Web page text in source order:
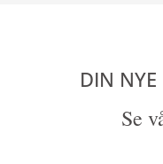
DIN
Se